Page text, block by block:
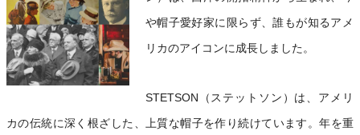
や帽子愛好家に限らず、誰もが知るアメ
リカのアイコンに成長しました。
STETSON（ステットソン）は、アメリ
カの伝統に深く根ざした、上質な帽子を作り続けています。年を重